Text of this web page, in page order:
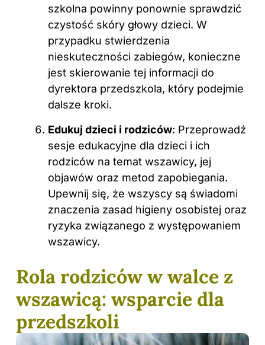
szkolna powinny ponownie sprawdzić
czystość skóry głowy dzieci. W
przypadku stwierdzenia
nieskuteczności zabiegów, konieczne
jest skierowanie tej informacji do
dyrektora przedszkola, który podejmie
dalsze kroki.
Edukuj dzieci i rodziców: Przeprowadź
sesje edukacyjne dla dzieci i ich
rodziców na temat wszawicy, jej
objawów oraz metod zapobiegania.
Upewnij się, że wszyscy są świadomi
znaczenia zasad higieny osobistej oraz
ryzyka związanego z występowaniem
wszawicy.
Rola rodziców w walce z
wszawicą: wsparcie dla
przedszkoli